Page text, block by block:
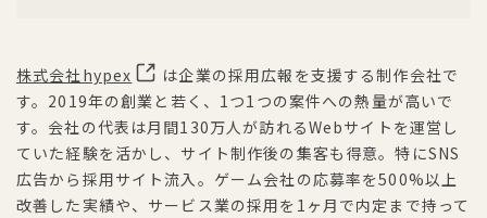
株式会社hypex
は企業の採用広報を支援する制作会社で
す。2019年の創業と若く、1つ1つの案件への熱量が高いで
す。会社の代表は月間130万人が訪れるWebサイトを運営し
ていた経験を活かし、サイト制作後の集客も得意。特にSNS
広告から採用サイト流入。ゲーム会社の応募率を500%以上
改善した実績や、サービス業の採用を1ヶ月で内定まで持って